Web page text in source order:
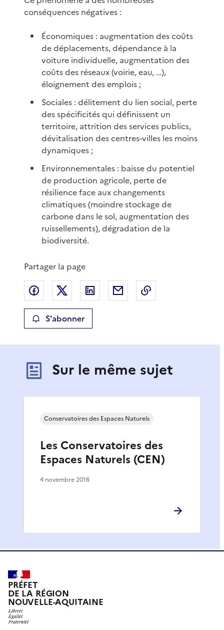
conséquences négatives :
Économiques : augmentation des coûts
de déplacements, dépendance à la
voiture individuelle, augmentation des
coûts des réseaux (voirie, eau, …),
éloignement des emplois ;
Sociales : délitement du lien social, perte
des spécificités qui définissent un
territoire, attrition des services publics,
dévitalisation des centres-villes les moins
dynamiques ;
Environnementales : baisse du potentiel
de production agricole, perte de
résilience face aux changements
climatiques (moindre stockage de
carbone dans le sol, augmentation des
ruissellements), dégradation de la
biodiversité.
Partager la page
Partager sur Facebook
Partager sur XPartager sur LinkedIn
Partager par email
S'abonner
Sur le même sujet
Les Conservatoires des
Espaces Naturels (CEN)
Conservatoires des Espaces Naturels
4 novembre 2016
PRÉFET
DE LA RÉGION
NOUVELLE-AQUITAINE